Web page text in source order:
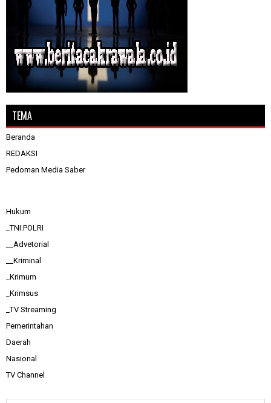
TEMA
Beranda
REDAKSI
Pedoman Media Saber
Hukum
_TNI.POLRI
__Advetorial
__Kriminal
_Krimum
_Krimsus
_TV Streaming
Pemerintahan
Daerah
Nasional
TV Channel